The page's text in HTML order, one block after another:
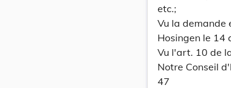
etc.;
Vu la demande
Hosingen le 14
Vu l'art. 10 de
Notre Conseil
47